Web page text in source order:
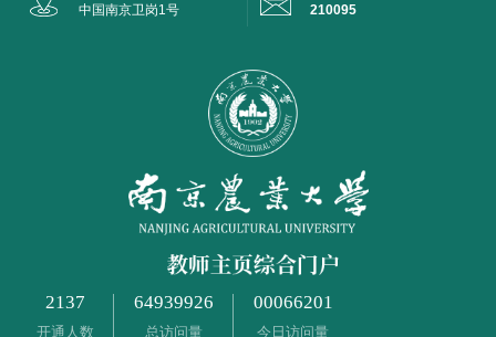
中国南京卫岗1号
210095
2137
开通人数
64939926
总访问量
00066201
今日访问量